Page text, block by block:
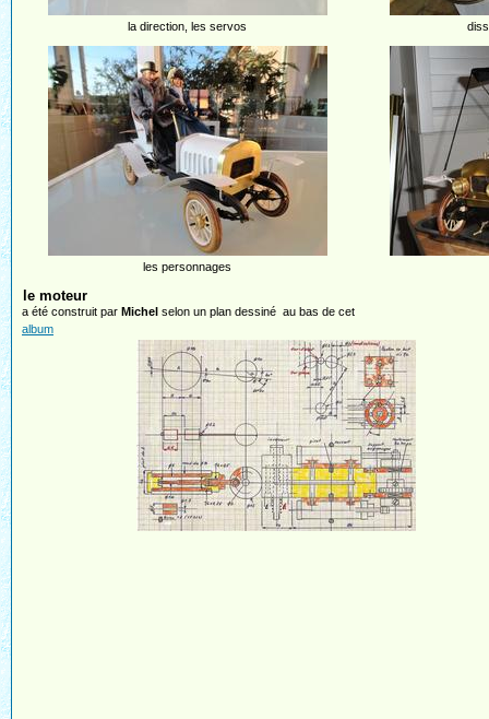
la direction, les servos
les personnages
le moteur
a été construit par Michel selon un plan dessiné au bas de cet
album